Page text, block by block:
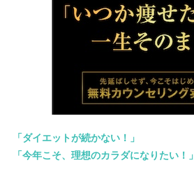
「ダイエットが続かない！」
「今年こそ、理想のカラダになりたい！」